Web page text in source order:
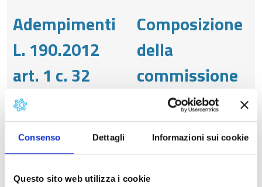
Consenso Dettagli Informazioni sui cookie
Questo sito web utilizza i cookie
Adempimenti
L. 190.2012
art. 1 c. 32
Adempimenti Art. 1, c.
32, l. n. 190/2012 Art.
37, c. 1, lett. a) d.lgs. n.
33/2013; Art. 4 delib.
Anac n. 39/2016
Composizione
della
commissione
giudicatrice e
curricula dei
suoi
componenti